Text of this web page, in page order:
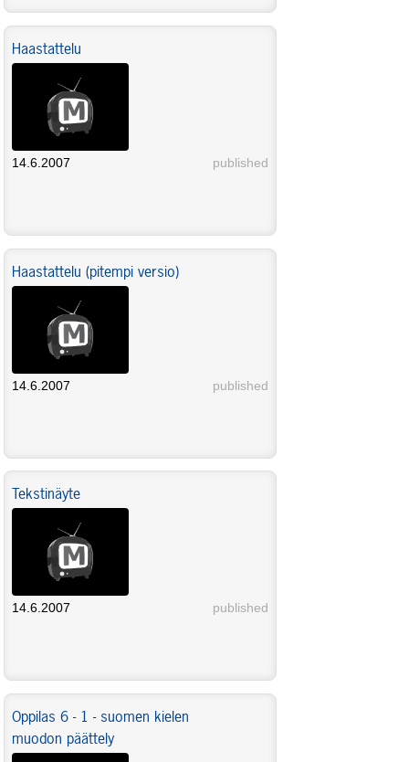
Haastattelu
published
14.6.2007
Haastattelu (pitempi versio)
published
14.6.2007
Tekstinäyte
published
14.6.2007
Oppilas 6 - 1 - suomen kielen
muodon päättely